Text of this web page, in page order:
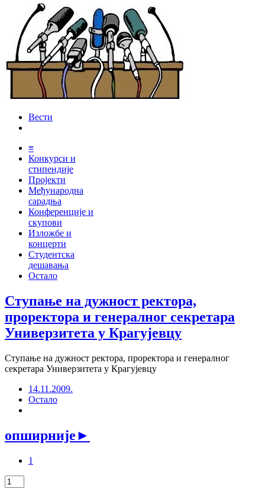
Вести
≡
Конкурси и
стипендије
Пројекти
Међународна
сарадња
Конференције и
скупови
Изложбе и
концерти
Студентска
дешавања
Остало
Ступање на дужност ректора,
проректора и генералног секретара
Универзитета у Крагујевцу
Ступање на дужност ректора, проректора и генералног
секретара Универзитета у Крагујевцу
14.11.2009.
Остало
опширније►
1